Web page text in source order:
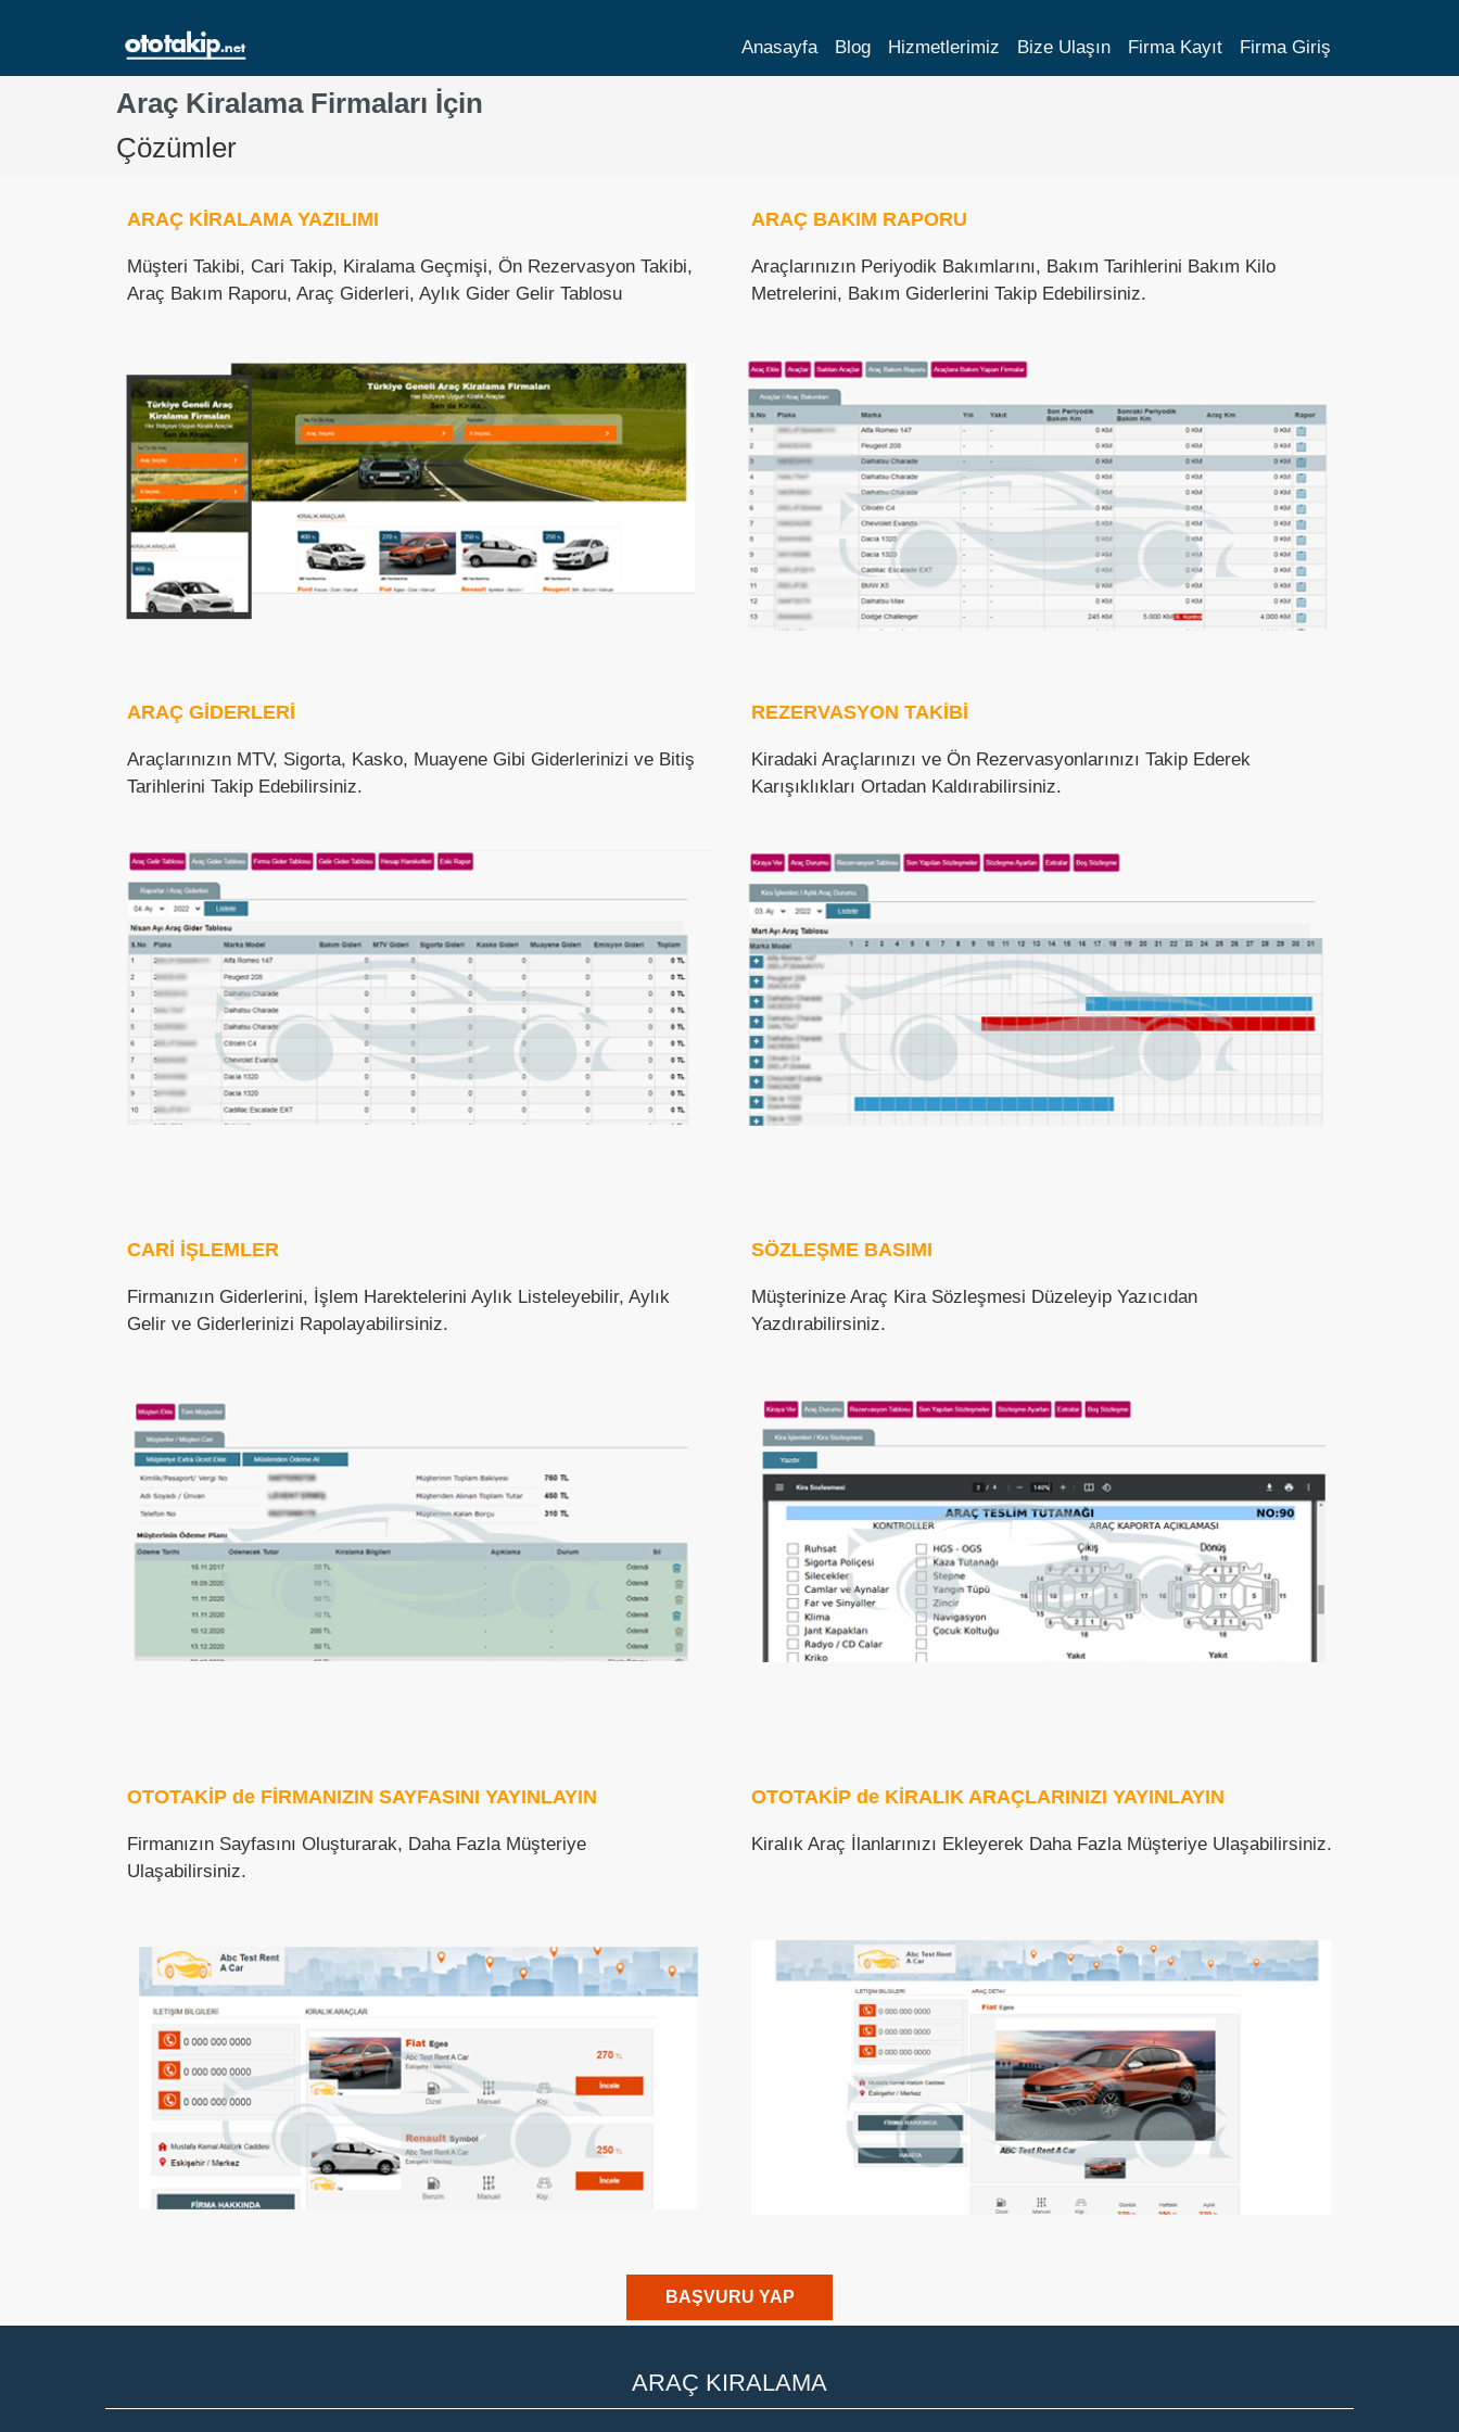
Anasayfa Blog Hizmetlerimiz Bize Ulaşın Firma Kayıt Firma Giriş
Araç Kiralama Firmaları İçin
Çözümler
ARAÇ KİRALAMA YAZILIMI
Müşteri Takibi, Cari Takip, Kiralama Geçmişi, Ön Rezervasyon Takibi,
Araç Bakım Raporu, Araç Giderleri, Aylık Gider Gelir Tablosu
ARAÇ BAKIM RAPORU
Araçlarınızın Periyodik Bakımlarını, Bakım Tarihlerini Bakım Kilo
Metrelerini, Bakım Giderlerini Takip Edebilirsiniz.
ARAÇ GİDERLERİ
Araçlarınızın MTV, Sigorta, Kasko, Muayene Gibi Giderlerinizi ve Bitiş
Tarihlerini Takip Edebilirsiniz.
REZERVASYON TAKİBİ
Kiradaki Araçlarınızı ve Ön Rezervasyonlarınızı Takip Ederek
Karışıklıkları Ortadan Kaldırabilirsiniz.
CARİ İŞLEMLER
Firmanızın Giderlerini, İşlem Harektelerini Aylık Listeleyebilir, Aylık
Gelir ve Giderlerinizi Rapolayabilirsiniz.
SÖZLEŞME BASIMI
Müşterinize Araç Kira Sözleşmesi Düzeleyip Yazıcıdan
Yazdırabilirsiniz.
OTOTAKİP de FİRMANIZIN SAYFASINI YAYINLAYIN
Firmanızın Sayfasını Oluşturarak, Daha Fazla Müşteriye
Ulaşabilirsiniz.
OTOTAKİP de KİRALIK ARAÇLARINIZI YAYINLAYIN
Kiralık Araç İlanlarınızı Ekleyerek Daha Fazla Müşteriye Ulaşabilirsiniz.
BAŞVURU YAP
ARAÇ KIRALAMA